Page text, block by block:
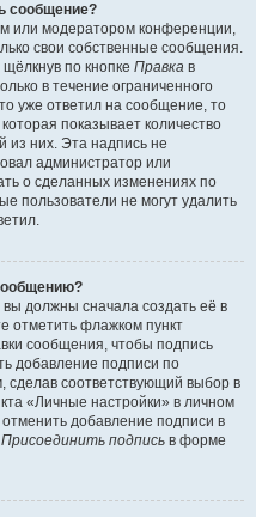
сообщение?
или модератором конференции,
свои собственные сообщения.
по кнопке Правка в
в течение ограниченного
уже ответил на сообщение, то
показывает количество
из них. Эта надпись не
администратор или
о сделанных изменениях по
пользователи не могут удалить
должны сначала создать её в
отметить флажком пункт
сообщения, чтобы подпись
добавление подписи по
соответствующий выбор в
«Личные настройки» в личном
добавление подписи в
Присоединить подпись в форме